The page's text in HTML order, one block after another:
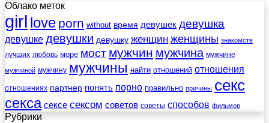
Облако меток
girl love porn without время девушек девушка
девушке девушки девушку женщин женщины знакомств
лучших любовь море мост мужчин мужчина мужчине
мужчиной мужчину мужчины найти отношений отношения
отношениях партнер понять порно правильно причины секс
секса сексе сексом советов советы способов фильмов
Рубрики